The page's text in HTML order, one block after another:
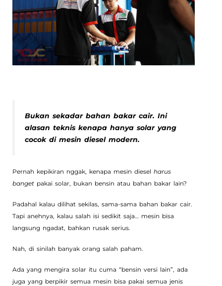
Bukan sekadar bahan bakar cair. Ini
alasan teknis kenapa hanya solar yang
cocok di mesin diesel modern.
Pernah kepikiran nggak, kenapa mesin diesel harus
banget pakai solar, bukan bensin atau bahan bakar lain?
Padahal kalau dilihat sekilas, sama-sama bahan bakar cair.
Tapi anehnya, kalau salah isi sedikit saja… mesin bisa
langsung ngadat, bahkan rusak serius.
Nah, di sinilah banyak orang salah paham.
Ada yang mengira solar itu cuma “bensin versi lain”, ada
juga yang berpikir semua mesin bisa pakai semua jenis